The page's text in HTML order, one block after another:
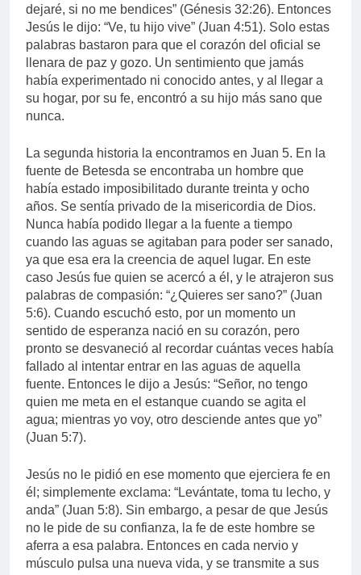
dejaré, si no me bendices” (Génesis 32:26). Entonces
Jesús le dijo: “Ve, tu hijo vive” (Juan 4:51). Solo estas
palabras bastaron para que el corazón del oficial se
llenara de paz y gozo. Un sentimiento que jamás
había experimentado ni conocido antes, y al llegar a
su hogar, por su fe, encontró a su hijo más sano que
nunca.
La segunda historia la encontramos en Juan 5. En la
fuente de Betesda se encontraba un hombre que
había estado imposibilitado durante treinta y ocho
años. Se sentía privado de la misericordia de Dios.
Nunca había podido llegar a la fuente a tiempo
cuando las aguas se agitaban para poder ser sanado,
ya que esa era la creencia de aquel lugar. En este
caso Jesús fue quien se acercó a él, y le atrajeron sus
palabras de compasión: “¿Quieres ser sano?” (Juan
5:6). Cuando escuchó esto, por un momento un
sentido de esperanza nació en su corazón, pero
pronto se desvaneció al recordar cuántas veces había
fallado al intentar entrar en las aguas de aquella
fuente. Entonces le dijo a Jesús: “Señor, no tengo
quien me meta en el estanque cuando se agita el
agua; mientras yo voy, otro desciende antes que yo”
(Juan 5:7).
Jesús no le pidió en ese momento que ejerciera fe en
él; simplemente exclama: “Levántate, toma tu lecho, y
anda” (Juan 5:8). Sin embargo, a pesar de que Jesús
no le pide de su confianza, la fe de este hombre se
aferra a esa palabra. Entonces en cada nervio y
músculo pulsa una nueva vida, y se transmite a sus